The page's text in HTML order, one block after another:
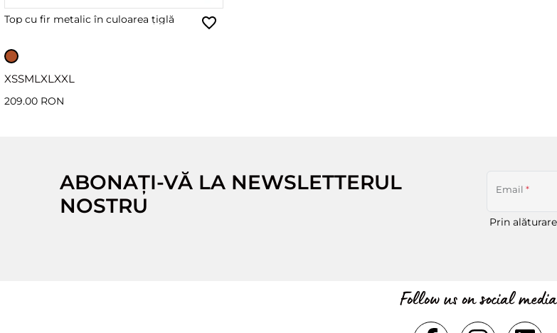
Top cu fir metalic în culoarea țiglă
XSSMLXLXXL
209.00 RON
ABONAȚI-VĂ LA NEWSLETTERUL
NOSTRU
Email *
Prin
Follow us on social media